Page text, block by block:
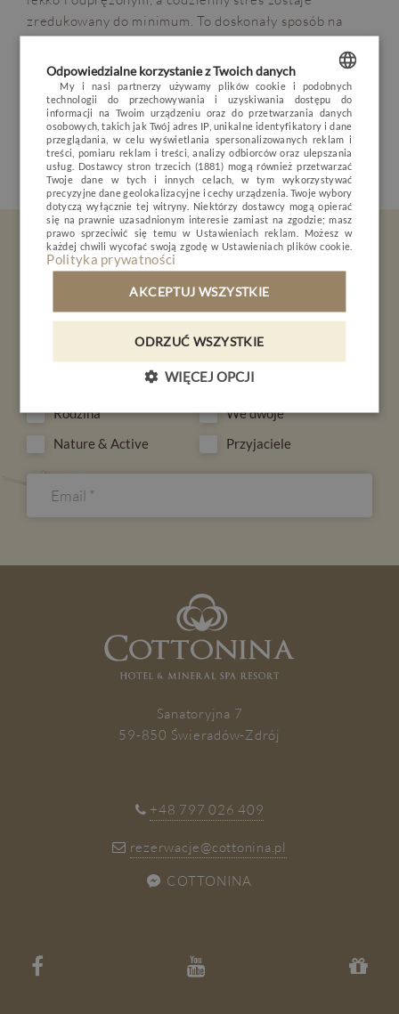
BLOG POGODA VOUCHER
POKOJE I PAKIETY
DLA DZIECI
MINERAL SPA
RESTAURACJA
NATURE & ACTIVE
BIZNES
GALERIA
KONTAKT
REZERWACJA
zredukowany do minimum. To doskonały sposób na
regenerację, który łączy przyjemność z efektywnością,
sprawiając, że każdy zabieg staje się wyjątkową chwilą
dla ciała i ducha. Po takim masażu nie tylko poczujesz
się lepiej fizycznie, ale także odzyskasz wewnętrzną
harmonię.
Bądź na bieżąco
SPA & Wellness
Biznes
Rodzina
We dwoje
Nature & Active
Przyjaciele
ZAPISZ SIĘ
Sanatoryjna 7
59-850 Świeradów-Zdrój
+48 797 026 409
rezerwacje@cottonina.pl
COTTONINA
POLISH
ENGLISH
GERMAN
CZECH
Odpowiedzialne korzystanie z Twoich danych
My i nasi partnerzy używamy plików cookie i podobnych
technologii do przechowywania i uzyskiwania dostępu do
informacji na Twoim urządzeniu oraz do przetwarzania danych
osobowych, takich jak Twój adres IP, unikalne identyfikatory i dane
przeglądania, w celu wyświetlania spersonalizowanych reklam i
treści, pomiaru reklam i treści, analizy odbiorców oraz ulepszania
usług. Dostawcy stron trzecich (1881)mogą również przetwarzać
Twoje dane w tych i innych celach, w tym wykorzystywać
precyzyjne dane geolokalizacyjne i cechy urządzenia. Twoje wybory
dotyczą wyłącznie tej witryny. Niektórzy dostawcy mogą opierać
się na prawnie uzasadnionym interesie zamiast na zgodzie; masz
prawo sprzeciwić się temu w Ustawieniach reklam . Możesz w
każdej chwili wycofać swoją zgodę w Ustawieniach plików cookie
Polityka prywatności
AKCEPTUJ WSZYSTKIE
ODRZUĆ WSZYSTKIE
WIĘCEJ OPCJI